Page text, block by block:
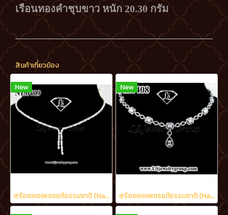
เรือนทองคำชุบขาว หนัก 20.30 กรัม
สินค้าเกี่ยวข้อง
New
สร้อยคอเพชรแท้ธรรมชาติ (Natural Diamonds) 1.70 Ct.
New
สร้อยคอเพชรแท้ธรรมชาติ (Natural Diamonds) น้ำงามที่สุด (Perfect Heart&Arrow Ideal Cut) 3.20 Ct.